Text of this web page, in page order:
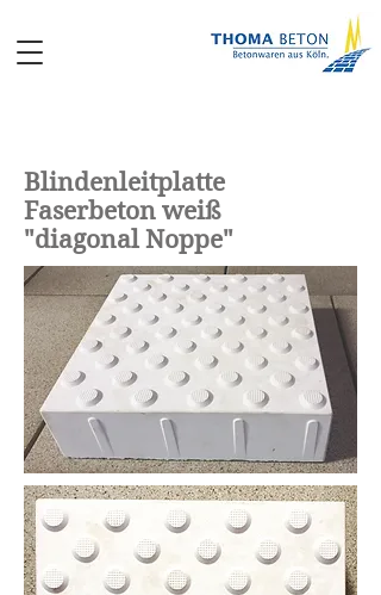
Blindenleitplatte
Faserbeton weiß
"diagonal Noppe"